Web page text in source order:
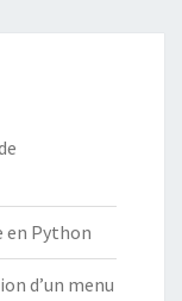
en Python
d’un menu